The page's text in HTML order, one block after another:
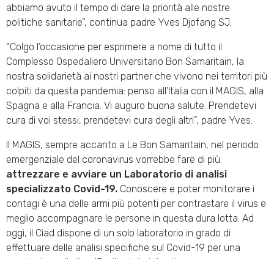
abbiamo avuto il tempo di dare la priorità alle nostre
politiche sanitarie”, continua padre Yves Djofang SJ.
“Colgo l’occasione per esprimere a nome di tutto il
Complesso Ospedaliero Universitario Bon Samaritain, la
nostra solidarietà ai nostri partner che vivono nei territori più
colpiti da questa pandemia: penso all’Italia con il MAGIS, alla
Spagna e alla Francia. Vi auguro buona salute. Prendetevi
cura di voi stessi, prendetevi cura degli altri”, padre Yves.
Il MAGIS, sempre accanto a Le Bon Samaritain, nel periodo
emergenziale del coronavirus vorrebbe fare di più:
attrezzare e avviare un Laboratorio di analisi
specializzato Covid-19. Conoscere e poter monitorare i
contagi è una delle armi più potenti per contrastare il virus e
meglio accompagnare le persone in questa dura lotta. Ad
oggi, il Ciad dispone di un solo laboratorio in grado di
effettuare delle analisi specifiche sul Covid-19 per una